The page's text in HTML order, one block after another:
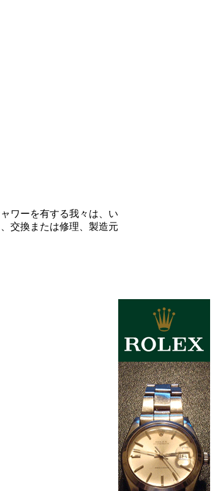
ワーを有する我々は、い
交換または修理、製造元